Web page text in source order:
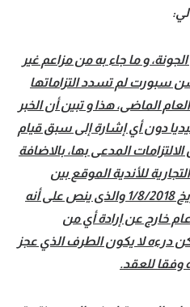
و ما جاء به من مزاعم غير
سبورت لم تسدد التزاماتها
الماضى، هذا و تبين أن الخبر
دون أي إشارة إلى سبق قيام
المدعى بها، بالاضافة
للأندية الموقع بين
برزنتيشن سبورت والنادى بتاريخ 1/8/2018 والذى ينص على أنه
خارج عن إرادة أي من
درءه لا يكون الطرف الذي عجز
وفقا للعقد.